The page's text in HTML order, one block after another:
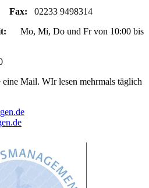
Fax: 02233 9498314
Mo, Mi, Do und Fr von 10:00 bis
eine Mail. WIr lesen mehrmals täglich